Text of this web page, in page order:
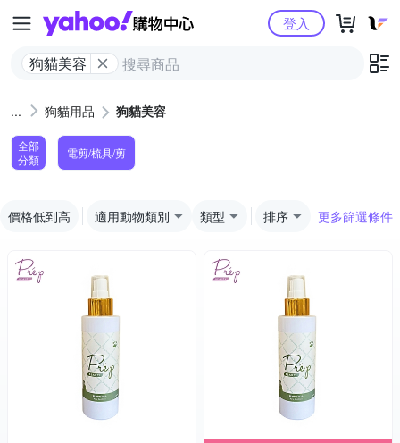
Yahoo購物中心
狗貓美容
登入
狗貓用品 狗貓美容
全部
分類
電剪/梳具/剪
價格低到高 適用動物類別 類型 排序 更多篩選條件